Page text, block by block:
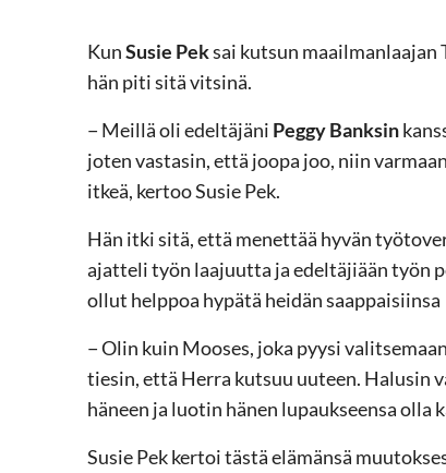
KunSusie Peksai kutsun
hän piti sitä vitsinä.
− Meillä oli edeltäjäni Peggy Banksin
joten vastasin, että joopa joo, niin
itkeä, kertoo Susie Pek.
Hän itki sitä, että menettää hyvän
ajatteli työn laajuutta ja edeltäjiään työn
ollut helppoa hypätä heidän saappaisiinsa
− Olin kuin Mooses, joka pyysi
tiesin, että Herra kutsuu uuteen. Halusin
häneen ja luotin hänen lupaukseensa olla
Susie Pek kertoi tästä elämänsä